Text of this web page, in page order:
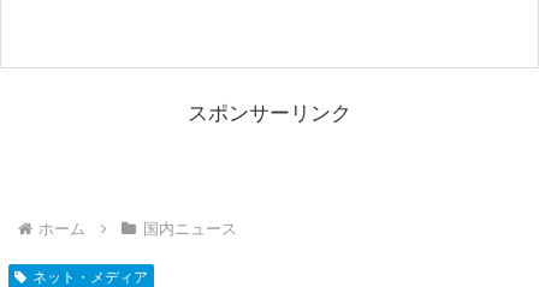
スポンサーリンク
ホーム 国内ニュース
ネット・メディア